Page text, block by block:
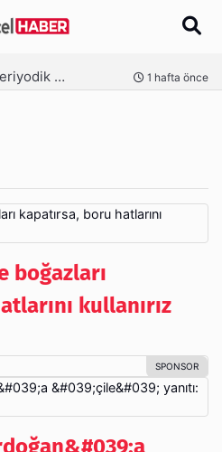
Ambalaj Süreçlerinde Yeni Nesil Verimliliği Olimpack ile Yakalayın 3 hafta önce
boğazları
kullanırız